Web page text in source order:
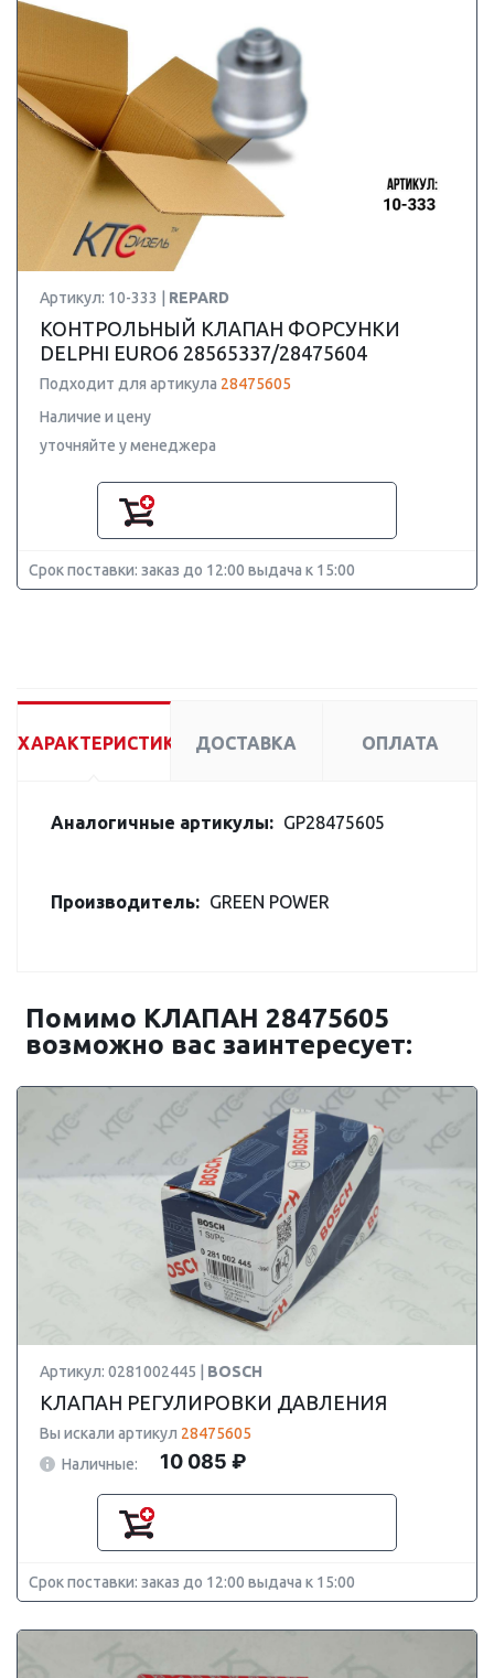
Артикул: 10-333 | REPARD
КОНТРОЛЬНЫЙ КЛАПАН ФОРСУНКИ
DELPHI EURO6 28565337/28475604
Подходит для артикула 28475605
Наличие и цену
уточняйте у менеджера
Срок поставки: заказ до 12:00 выдача к 15:00
ХАРАКТЕРИСТИКИ ДОСТАВКА ОПЛАТА
Аналогичные артикулы: GP28475605
Производитель: GREEN POWER
Помимо КЛАПАН 28475605
возможно вас заинтересует:
Артикул: 0281002445 | BOSCH
КЛАПАН РЕГУЛИРОВКИ ДАВЛЕНИЯ
Вы искали артикул 28475605
Наличные:
10 085 ₽
Срок поставки: заказ до 12:00 выдача к 15:00